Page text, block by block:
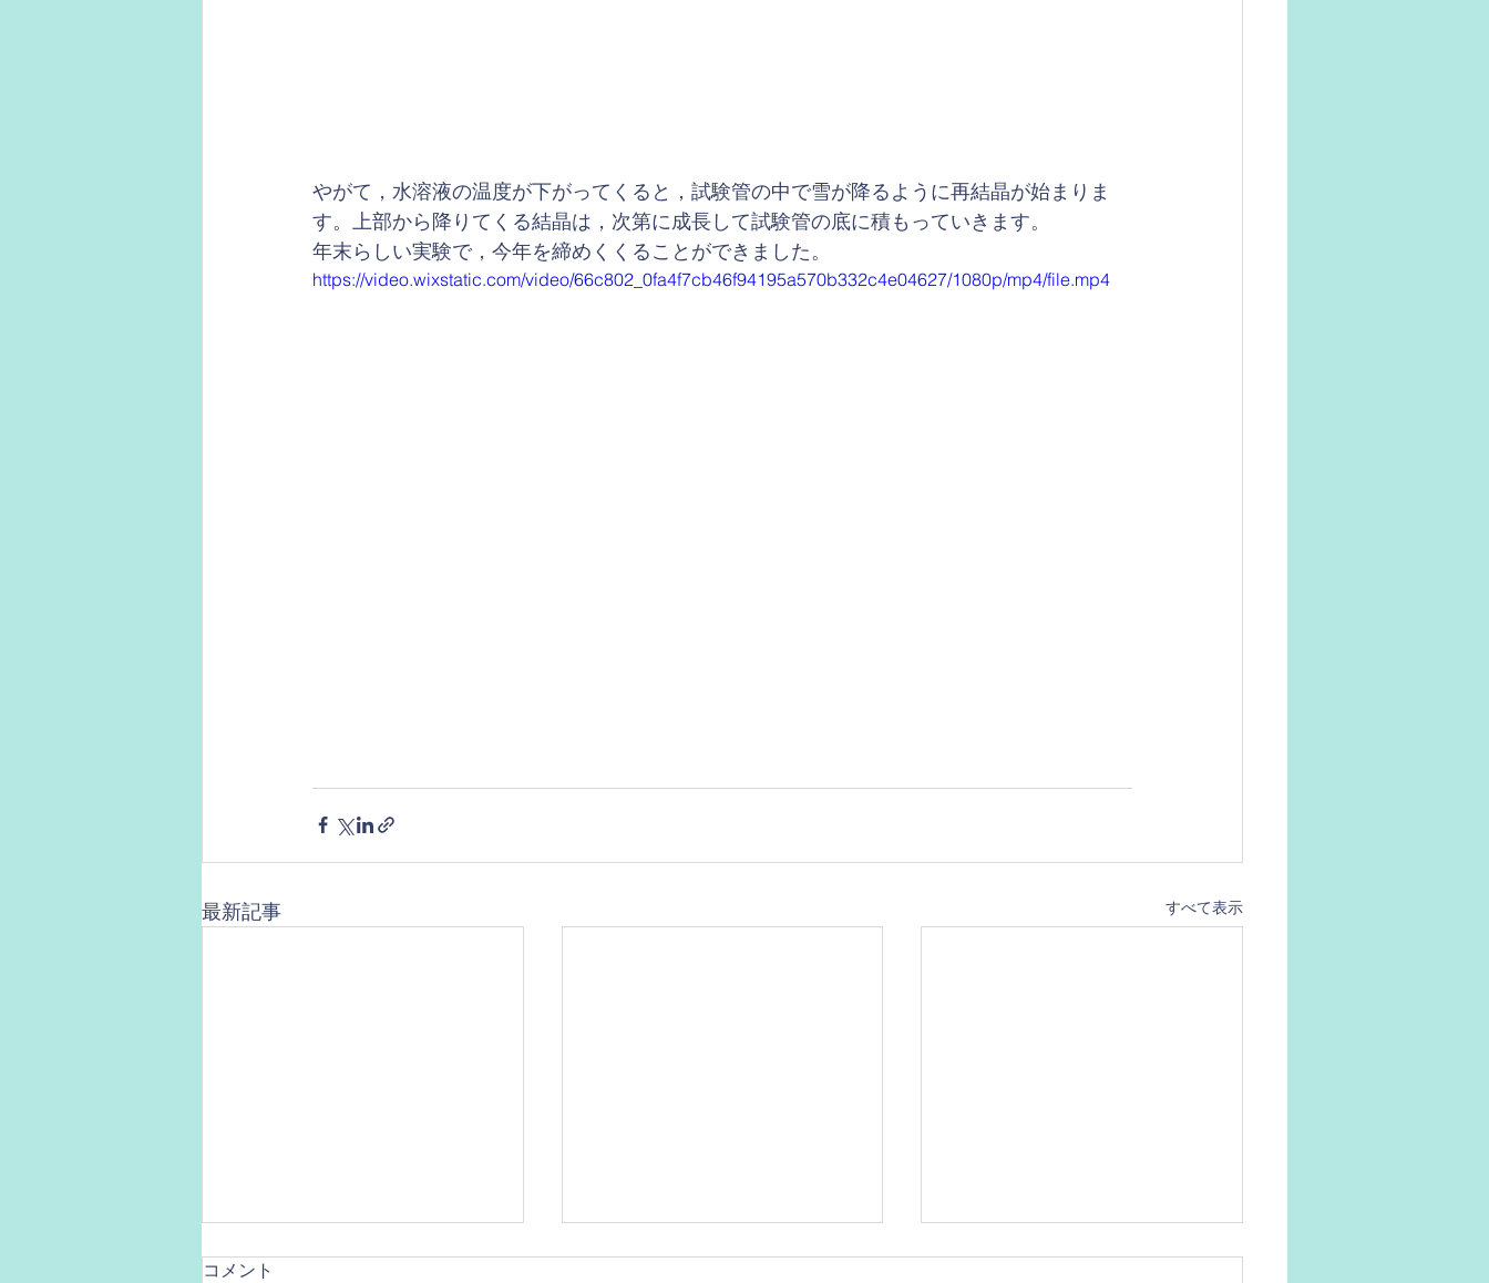
やがて，水溶液の温度が下がってくると，試験管の中で雪が降るように再結晶が始まりま
す。上部から降りてくる結晶は，次第に成長して試験管の底に積もっていきます。
年末らしい実験で，今年を締めくくることができました。
https://video.wixstatic.com/video/66c802_0fa4f7cb46f94195a570b332c4e04627/1080p/mp4/file.mp4
最新記事 すべて表示
コメント